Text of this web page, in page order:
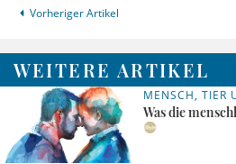
Vorheriger Artikel
WEITERE ARTIKEL
MENSCH, TIER
Was die